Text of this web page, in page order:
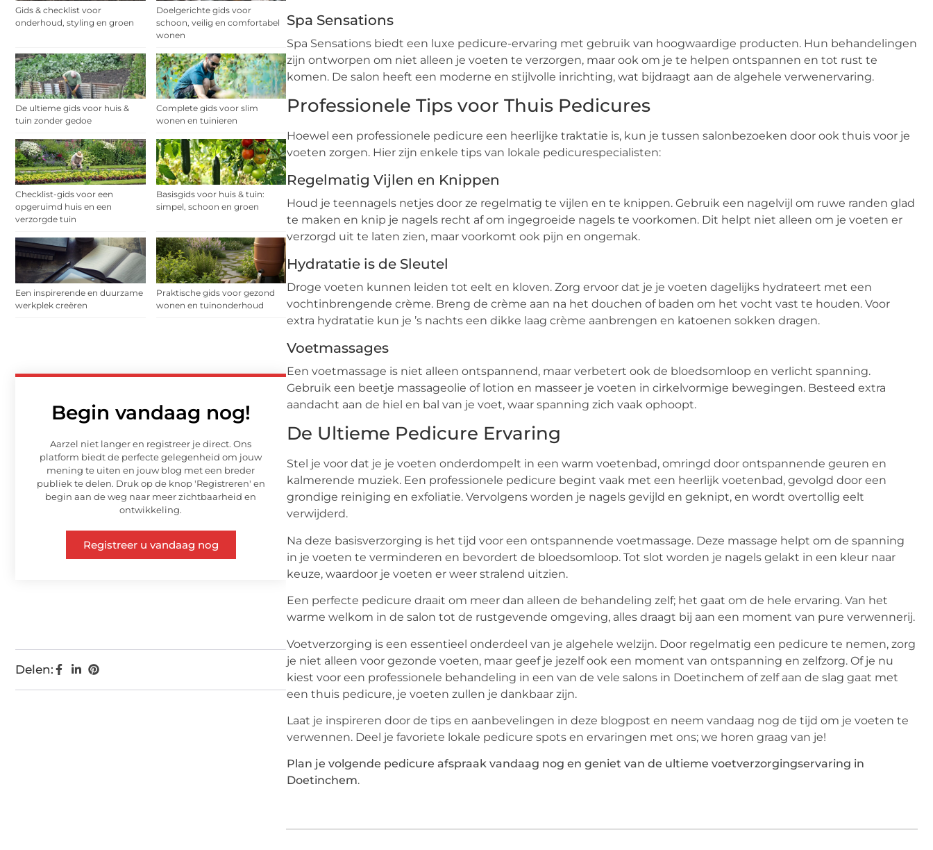
Gids & checklist voor
onderhoud, styling en groen
Doelgerichte gids voor
schoon, veilig en comfortabel
wonen
De ultieme gids voor huis &
tuin zonder gedoe
Complete gids voor slim
wonen en tuinieren
Checklist-gids voor een
opgeruimd huis en een
verzorgde tuin
Basisgids voor huis & tuin:
simpel, schoon en groen
Een inspirerende en duurzame
werkplek creëren
Praktische gids voor gezond
wonen en tuinonderhoud
Begin vandaag nog!
Aarzel niet langer en registreer je direct. Ons
platform biedt de perfecte gelegenheid om jouw
mening te uiten en jouw blog met een breder
publiek te delen. Druk op de knop 'Registreren' en
begin aan de weg naar meer zichtbaarheid en
ontwikkeling.
Registreer u vandaag nog
Delen:
Spa Sensations
Spa Sensations biedt een luxe pedicure-ervaring met gebruik van hoogwaardige producten. Hun behandelingen
zijn ontworpen om niet alleen je voeten te verzorgen, maar ook om je te helpen ontspannen en tot rust te
komen. De salon heeft een moderne en stijlvolle inrichting, wat bijdraagt aan de algehele verwenervaring.
Professionele Tips voor Thuis Pedicures
Hoewel een professionele pedicure een heerlijke traktatie is, kun je tussen salonbezoeken door ook thuis voor je
voeten zorgen. Hier zijn enkele tips van lokale pedicurespecialisten:
Regelmatig Vijlen en Knippen
Houd je teennagels netjes door ze regelmatig te vijlen en te knippen. Gebruik een nagelvijl om ruwe randen glad
te maken en knip je nagels recht af om ingegroeide nagels te voorkomen. Dit helpt niet alleen om je voeten er
verzorgd uit te laten zien, maar voorkomt ook pijn en ongemak.
Hydratatie is de Sleutel
Droge voeten kunnen leiden tot eelt en kloven. Zorg ervoor dat je je voeten dagelijks hydrateert met een
vochtinbrengende crème. Breng de crème aan na het douchen of baden om het vocht vast te houden. Voor
extra hydratatie kun je ’s nachts een dikke laag crème aanbrengen en katoenen sokken dragen.
Voetmassages
Een voetmassage is niet alleen ontspannend, maar verbetert ook de bloedsomloop en verlicht spanning.
Gebruik een beetje massageolie of lotion en masseer je voeten in cirkelvormige bewegingen. Besteed extra
aandacht aan de hiel en bal van je voet, waar spanning zich vaak ophoopt.
De Ultieme Pedicure Ervaring
Stel je voor dat je je voeten onderdompelt in een warm voetenbad, omringd door ontspannende geuren en
kalmerende muziek. Een professionele pedicure begint vaak met een heerlijk voetenbad, gevolgd door een
grondige reiniging en exfoliatie. Vervolgens worden je nagels gevijld en geknipt, en wordt overtollig eelt
verwijderd.
Na deze basisverzorging is het tijd voor een ontspannende voetmassage. Deze massage helpt om de spanning
in je voeten te verminderen en bevordert de bloedsomloop. Tot slot worden je nagels gelakt in een kleur naar
keuze, waardoor je voeten er weer stralend uitzien.
Een perfecte pedicure draait om meer dan alleen de behandeling zelf; het gaat om de hele ervaring. Van het
warme welkom in de salon tot de rustgevende omgeving, alles draagt bij aan een moment van pure verwennerij.
Voetverzorging is een essentieel onderdeel van je algehele welzijn. Door regelmatig een pedicure te nemen, zorg
je niet alleen voor gezonde voeten, maar geef je jezelf ook een moment van ontspanning en zelfzorg. Of je nu
kiest voor een professionele behandeling in een van de vele salons in Doetinchem of zelf aan de slag gaat met
een thuis pedicure, je voeten zullen je dankbaar zijn.
Laat je inspireren door de tips en aanbevelingen in deze blogpost en neem vandaag nog de tijd om je voeten te
verwennen. Deel je favoriete lokale pedicure spots en ervaringen met ons; we horen graag van je!
Plan je volgende pedicure afspraak vandaag nog en geniet van de ultieme voetverzorgingservaring in
Doetinchem.